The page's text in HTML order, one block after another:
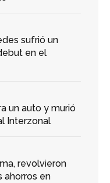
sufrió un
en el
un auto y murió
Interzonal
revolvieron
ahorros en